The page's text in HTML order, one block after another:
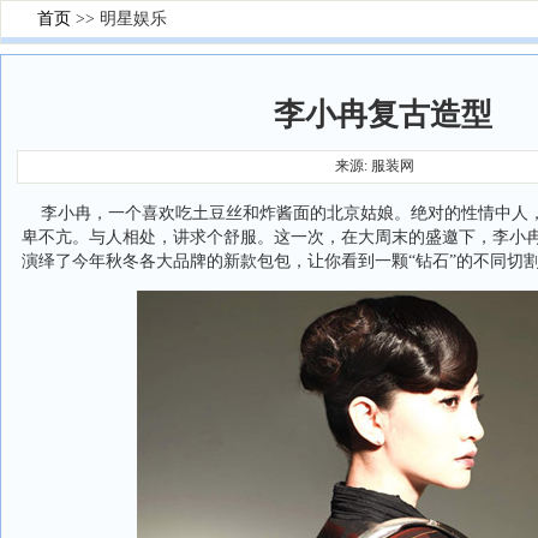
首页 >> 明星娱乐
李小冉复古造型
来源: 服装网
李小冉，一个喜欢吃土豆丝和炸酱面的北京姑娘。绝对的性情中人
卑不亢。与人相处，讲求个舒服。这一次，在大周末的盛邀下，李小
演绎了今年秋冬各大品牌的新款包包，让你看到一颗“钻石”的不同切